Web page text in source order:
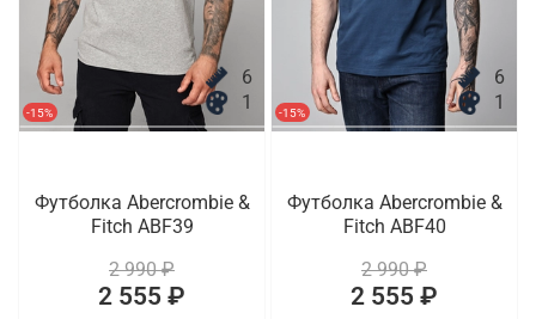
-15%
6
1
Футболка Abercrombie &
Fitch ABF39
2 990 ₽
2 555 ₽
-15%
6
1
Футболка Abercrombie &
Fitch ABF40
2 990 ₽
2 555 ₽